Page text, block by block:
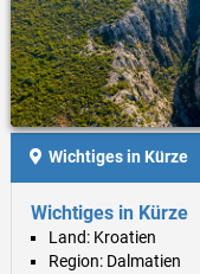
Wichtiges in Kürze
Wichtiges in Kürze
Land: Kroatien
Region: Dalmatien